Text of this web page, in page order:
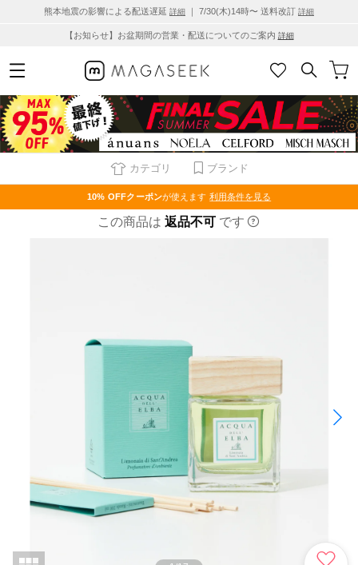
熊本地震の影響による配送遅延 詳細 ｜ 7/30(木)14時〜 送料改訂 詳細
【お知らせ】お盆期間の営業・配送についてのご案内 詳細
カテゴリ ブランド
10% OFFクーポンが使えます 利用条件を見る
この商品は 返品不可 です